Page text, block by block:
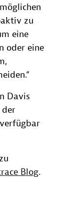
zu
eine
oder eine
Davis
der
Blog.